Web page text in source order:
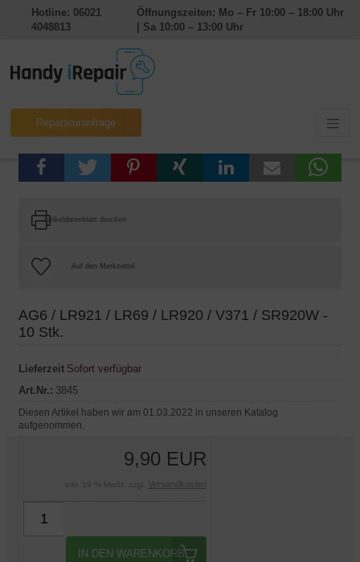
Hotline: 06021
4048813
Öffnungszeiten: Mo – Fr 10:00 – 18:00 Uhr
| Sa 10:00 – 13:00 Uhr
Reparaturanfrage
Artikeldatenblatt drucken
AG6 / LR921 / LR69 / LR920 / V371 / SR920W -
10 Stk.
Lieferzeit Sofort verfügbar
Art.Nr.: 3845
Diesen Artikel haben wir am 01.03.2022 in unseren Katalog
aufgenommen.
9,90 EUR
inkl. 19 % MwSt. zzgl. Versandkosten
IN DEN WARENKORB